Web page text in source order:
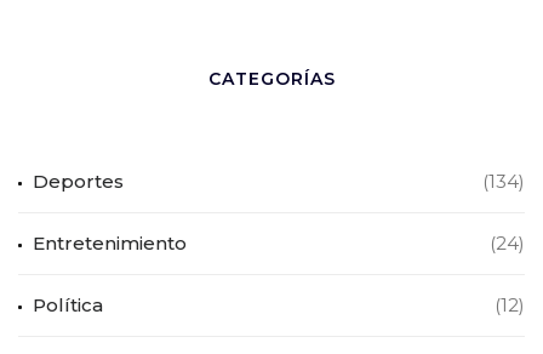
CATEGORÍAS
Deportes (134)
Entretenimiento (24)
Política (12)